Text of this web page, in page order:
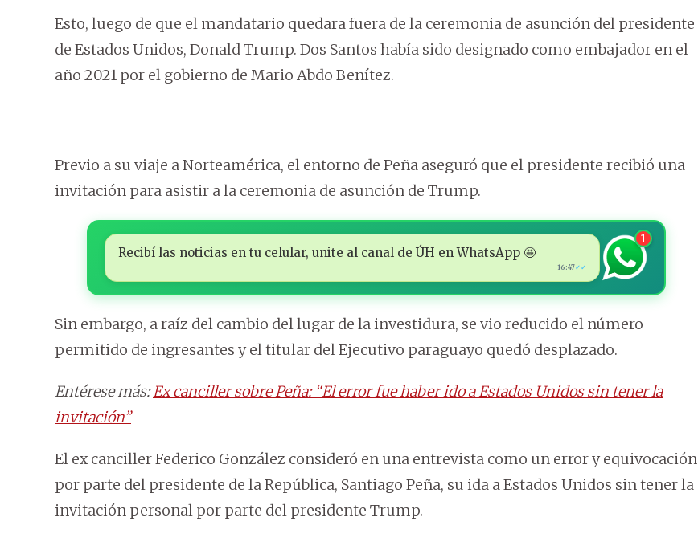
Esto, luego de que el mandatario quedara fuera de la ceremonia de asunción del presidente
de Estados Unidos, Donald Trump. Dos Santos había sido designado como embajador en el
año 2021 por el gobierno de Mario Abdo Benítez.
Previo a su viaje a Norteamérica, el entorno de Peña aseguró que el presidente recibió una
invitación para asistir a la ceremonia de asunción de Trump.
Recibí las noticias en tu celular, unite al canal de ÚH en WhatsApp 🤩
16:47✓✓
1
Sin embargo, a raíz del cambio del lugar de la investidura, se vio reducido el número
permitido de ingresantes y el titular del Ejecutivo paraguayo quedó desplazado.
Entérese más:Ex canciller sobre Peña: “El error fue haber ido a Estados Unidos sin tener la
invitación”
El ex canciller Federico González consideró en una entrevista como un error y equivocación
por parte del presidente de la República, Santiago Peña, su ida a Estados Unidos sin tener la
invitación personal por parte del presidente Trump.